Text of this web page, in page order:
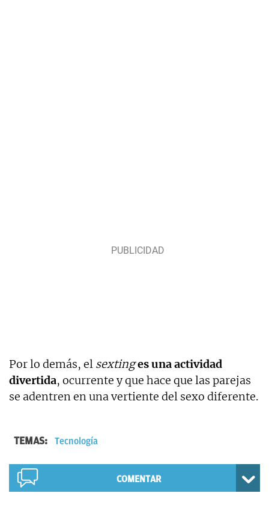
Por lo demás, el sextinges una actividad
divertida, ocurrente y que hace que las parejas
se adentren en una vertiente del sexo diferente.
TEMAS: Tecnología
COMENTAR